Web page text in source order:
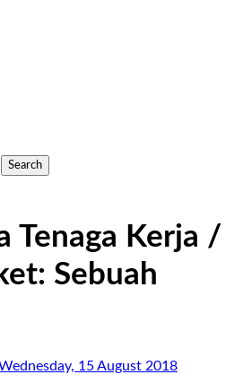
Tenaga Kerja /
Sebuah
15 August 2018